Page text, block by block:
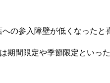
の参入障壁が低くなったと
間限定や季節限定といっ